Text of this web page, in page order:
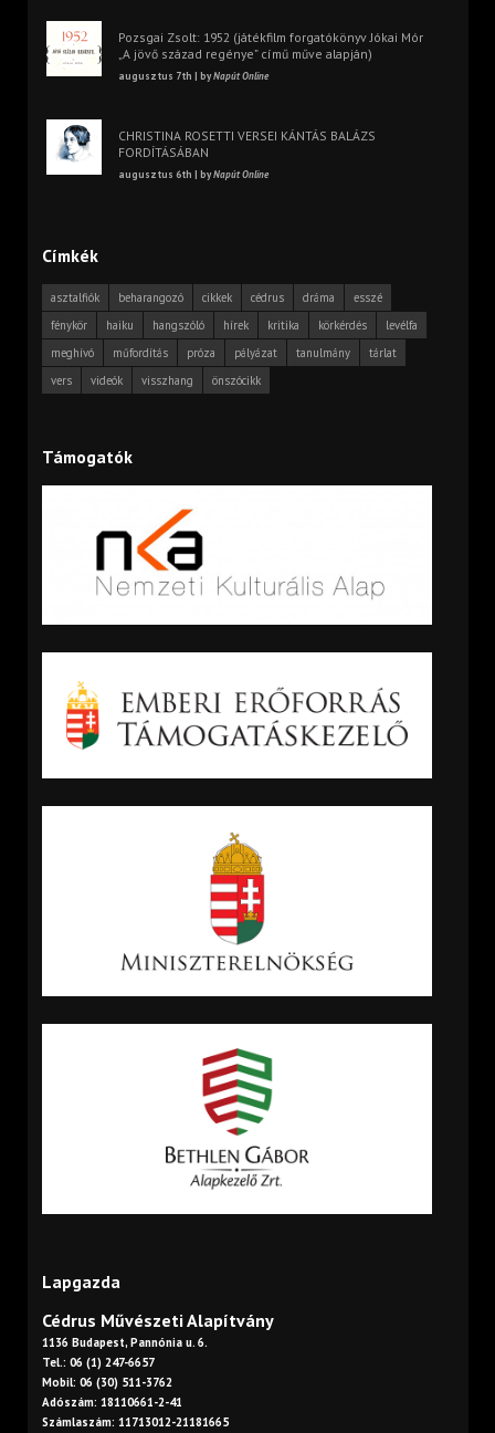
Pozsgai Zsolt: 1952 (játékfilm forgatókönyv Jókai Mór
„A jövő század regénye” című műve alapján)
augusztus 7th | byNapút Online
CHRISTINA ROSETTI VERSEI KÁNTÁS BALÁZS
FORDÍTÁSÁBAN
augusztus 6th | byNapút Online
Címkék
asztalfiók beharangozó cikkek cédrus dráma
esszé
fénykör
haiku hangszóló hírek kritika körkérdés
levélfa
meghívó
műfordítás próza pályázat tanulmány
tárlat
vers
videók visszhang önszócikk
Támogatók
Lapgazda
Cédrus Művészeti Alapítvány
1136 Budapest, Pannónia u. 6.
Tel.: 06 (1) 247-6657
Mobil: 06 (30) 511-3762
Adószám: 18110661-2-41
Számlaszám: 11713012-21181665